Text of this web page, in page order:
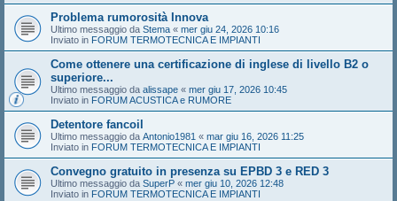
Problema rumorosità Innova
Ultimo messaggio da Stema « mer giu 24, 2026 10:16
Inviato in FORUM TERMOTECNICA E IMPIANTI
Come ottenere una certificazione di inglese di livello B2 o
superiore...
Ultimo messaggio da alissape « mer giu 17, 2026 10:45
Inviato in FORUM ACUSTICA e RUMORE
Detentore fancoil
Ultimo messaggio da Antonio1981 « mar giu 16, 2026 11:25
Inviato in FORUM TERMOTECNICA E IMPIANTI
Convegno gratuito in presenza su EPBD 3 e RED 3
Ultimo messaggio da SuperP « mer giu 10, 2026 12:48
Inviato in FORUM TERMOTECNICA E IMPIANTI